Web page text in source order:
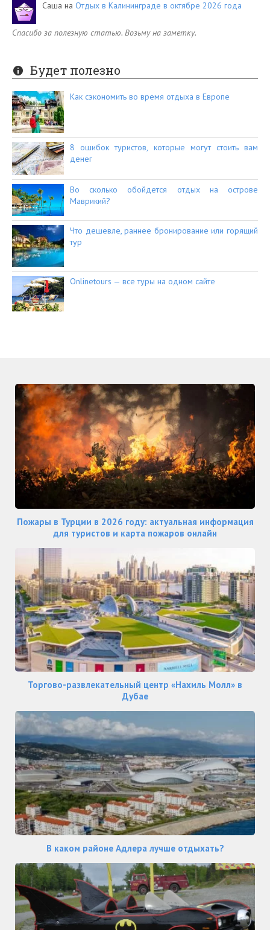
Саша на Отдых в Калининграде в октябре 2026 года
Спасибо за полезную статью. Возьму на заметку.
Будет полезно
Как сэкономить во время отдыха в Европе
8 ошибок туристов, которые могут стоить вам
денег
Во сколько обойдется отдых на острове
Маврикий?
Что дешевле, раннее бронирование или горящий
тур
Onlinetours — все туры на одном сайте
Пожары в Турции в 2026 году: актуальная информация
для туристов и карта пожаров онлайн
Торгово-развлекательный центр «Нахиль Молл» в
Дубае
В каком районе Адлера лучше отдыхать?